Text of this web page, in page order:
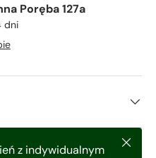
Poręba 127a
dni
z indywidualnym